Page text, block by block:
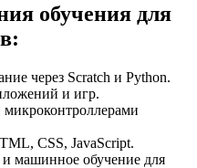
обучения для
через Scratch и Python.
и игр.
микроконтроллерами
CSS, JavaScript.
машинное обучение для